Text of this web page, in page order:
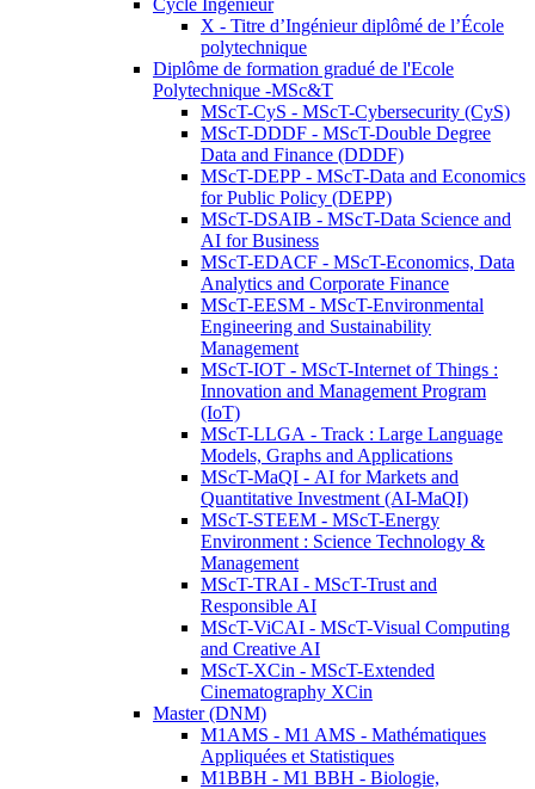
Cycle Ingénieur
X - Titre d’Ingénieur diplômé de l’École
polytechnique
Diplôme de formation gradué de l'Ecole
Polytechnique -MSc&T
MScT-CyS - MScT-Cybersecurity (CyS)
MScT-DDDF - MScT-Double Degree
Data and Finance (DDDF)
MScT-DEPP - MScT-Data and Economics
for Public Policy (DEPP)
MScT-DSAIB - MScT-Data Science and
AI for Business
MScT-EDACF - MScT-Economics, Data
Analytics and Corporate Finance
MScT-EESM - MScT-Environmental
Engineering and Sustainability
Management
MScT-IOT - MScT-Internet of Things :
Innovation and Management Program
(IoT)
MScT-LLGA - Track : Large Language
Models, Graphs and Applications
MScT-MaQI - AI for Markets and
Quantitative Investment (AI-MaQI)
MScT-STEEM - MScT-Energy
Environment : Science Technology &
Management
MScT-TRAI - MScT-Trust and
Responsible AI
MScT-ViCAI - MScT-Visual Computing
and Creative AI
MScT-XCin - MScT-Extended
Cinematography XCin
Master (DNM)
M1AMS - M1 AMS - Mathématiques
Appliquées et Statistiques
M1BBH - M1 BBH - Biologie,